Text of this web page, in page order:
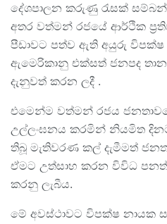
දේශපාලන කරුණු රැසක්
අතර වත්මන් රජයේ ආර්ථික
පීඩාවට පත්ව ඇති අයුරු විපක්ෂ
ඇමෙරිකානු එක්සත් ජනපද
දැනුවත් කරන ලදී .
එමෙන්ම වත්මන් රජය
උල්ලංඝනය කරමින් නියමිත
තිබූ මැතිවරණ කල් දැමීමත්
ඒමට උත්සාහ කරන විවිධ
කරනු ලැබීය.
මේ අවස්ථාවට විපක්ෂ නායක